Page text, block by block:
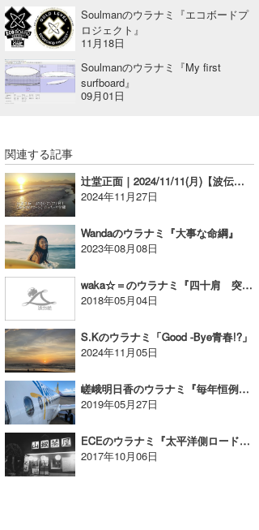
Soulmanのウラナミ『エコボードプ
ロジェクト』
11月18日
Soulmanのウラナミ『My first
surfboard』
09月01日
関連する記事
辻堂正面｜2024/11/11(月)【波伝説ドローン】たっちーの空撮
2024年11月27日
Wandaのウラナミ『大事な命綱』
2023年08月08日
waka☆＝のウラナミ『四十肩 突然治った！！！（笑）』
2018年05月04日
S.Kのウラナミ「Good -Bye青春!?」
2024年11月05日
嵯峨明日香のウラナミ『毎年恒例の奄美大島』
2019年05月27日
ECEのウラナミ『太平洋側ロードトリップ【九州編Part2】』
2017年10月06日